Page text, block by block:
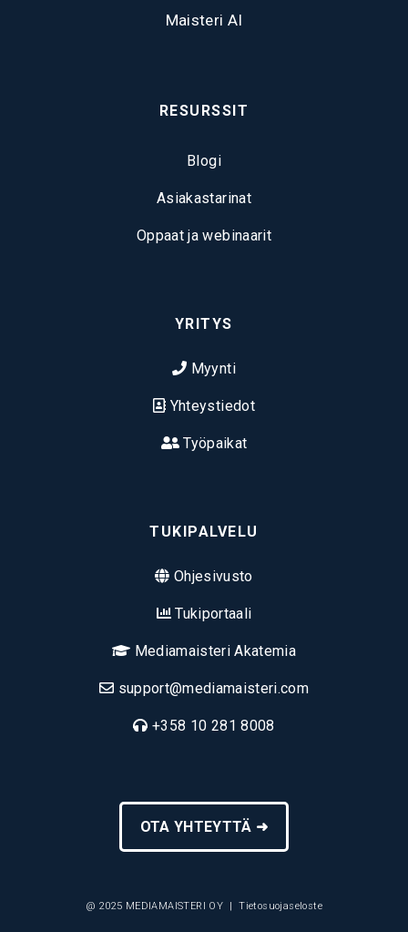
Maisteri AI
RESURSSIT
Blogi
Asiakastarinat
Oppaat ja webinaarit
YRITYS
Myynti
Yhteystiedot
Työpaikat
TUKIPALVELU
Ohjesivusto
Tukiportaali
Mediamaisteri Akatemia
support@mediamaisteri.com
+358 10 281 8008
OTA YHTEYTTÄ ➜
@ 2025 MEDIAMAISTERI OY |Tietosuojaseloste